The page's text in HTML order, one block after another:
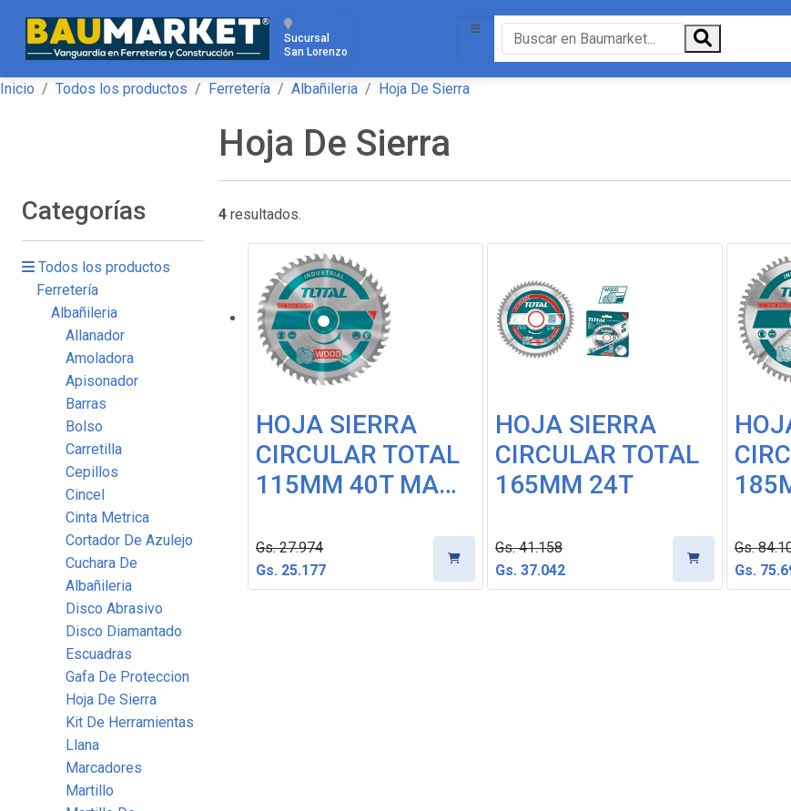
Sucursal
San Lorenzo
Inicio Todos los productos Ferretería Albañileria Hoja De Sierra
Hoja De Sierra
Categorías
Todos los productos
Ferretería
Albañileria
Allanador
Amoladora
Apisonador
Barras
Bolso
Carretilla
Cepillos
Cincel
Cinta Metrica
Cortador De Azulejo
Cuchara De
Albañileria
Disco Abrasivo
Disco Diamantado
Escuadras
Gafa De Proteccion
Hoja De Sierra
Kit De Herramientas
Llana
Marcadores
Martillo
4 resultados.
HOJA SIERRA
CIRCULAR TOTAL
115MM 40T MA…
Gs. 27.974
Gs. 25.177
HOJA SIERRA
CIRCULAR TOTAL
165MM 24T
Gs. 41.158
Gs. 37.042
Gs.
Gs.